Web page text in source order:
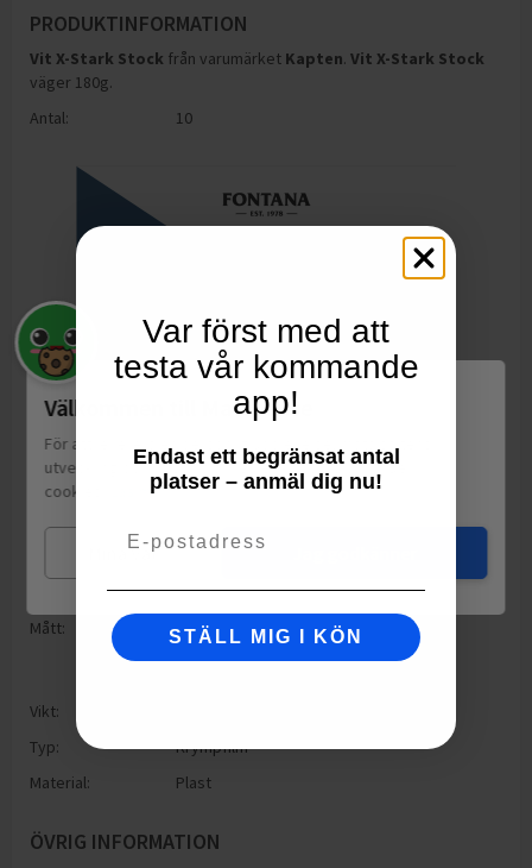
PRODUKTINFORMATION
Vit X-Stark Stock från varumärket Kapten. Vit X-Stark Stock
väger 180g.
Antal:
10
FÖRPACKNING
Mått:
Höjd: 241mm
Vikt:
Typ:
Krympfilm
Material:
Plast
ÖVRIG INFORMATION
Välkommen till Matspar.se
För att leverera en personlig upplevelse, mäta sajtens
utveckling och ha sociala medier-koppling använder vi
cookies.
Läs mer
Mina val
Var först med att
testa vår kommande
app!
Endast ett begränsat antal
platser – anmäl dig nu!
STÄLL MIG I KÖN